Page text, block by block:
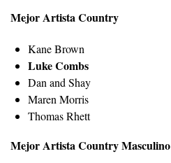
Mejor Artista Country
Kane Brown
Luke Combs
Dan and Shay
Maren Morris
Thomas Rhett
Mejor Artista Country Masculino